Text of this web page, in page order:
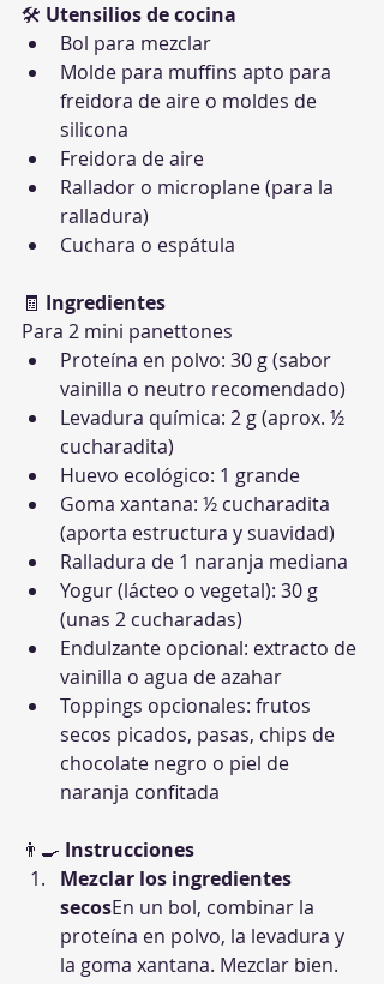
🛠 Utensilios de cocina
Bol para mezclar
Molde para muffins apto para
freidora de aire o moldes de
silicona
Freidora de aire
Rallador o microplane (para la
ralladura)
Cuchara o espátula
🧾 Ingredientes
Para 2 mini panettones
Proteína en polvo: 30 g (sabor
vainilla o neutro recomendado)
Levadura química: 2 g (aprox. ½
cucharadita)
Huevo ecológico: 1 grande
Goma xantana: ½ cucharadita
(aporta estructura y suavidad)
Ralladura de 1 naranja mediana
Yogur (lácteo o vegetal): 30 g
(unas 2 cucharadas)
Endulzante opcional: extracto de
vainilla o agua de azahar
Toppings opcionales: frutos
secos picados, pasas, chips de
chocolate negro o piel de
naranja confitada
👨‍🍳 Instrucciones
Mezclar los ingredientes
secosEn un bol, combinar la
proteína en polvo, la levadura y
la goma xantana. Mezclar bien.